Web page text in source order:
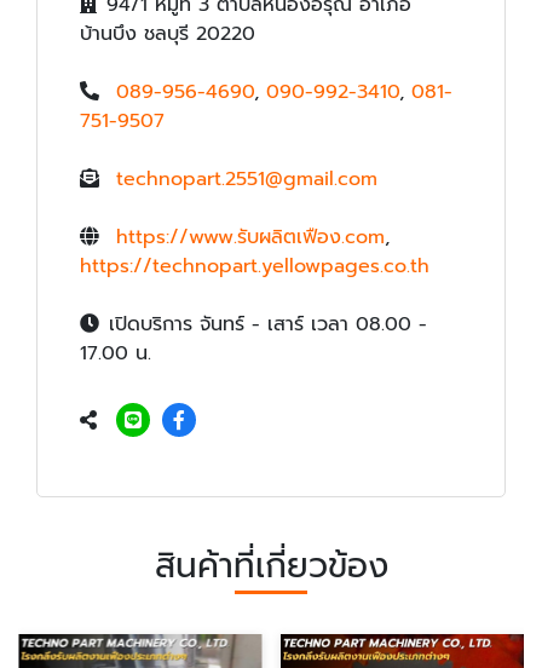
บ้านบึง ชลบุรี 20220
089-956-4690, 090-992-3410, 081-
751-9507
technopart.2551@gmail.com
https://www.รับผลิตเฟือง.com,
https://technopart.yellowpages.co.th
เปิดบริการ จันทร์ - เสาร์ เวลา 08.00 -
17.00 น.
สินค้าที่เกี่ยวข้อง